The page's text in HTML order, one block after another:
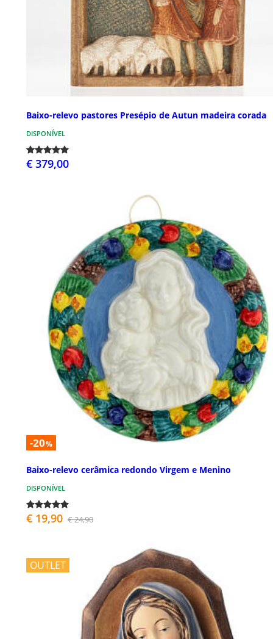
Baixo-relevo pastores Presépio de Autun madeira corada
DISPONÍVEL
€ 379,00
-20%
Baixo-relevo cerâmica redondo Virgem e Menino
DISPONÍVEL
€ 19,90 € 24,90
OUTLET